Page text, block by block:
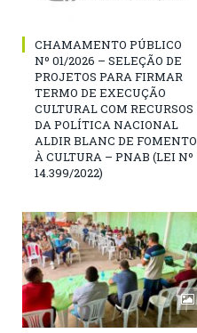
CHAMAMENTO PÚBLICO
Nº 01/2026 – SELEÇÃO DE
PROJETOS PARA FIRMAR
TERMO DE EXECUÇÃO
CULTURAL COM RECURSOS
DA POLÍTICA NACIONAL
ALDIR BLANC DE FOMENTO
À CULTURA – PNAB (LEI Nº
14.399/2022)